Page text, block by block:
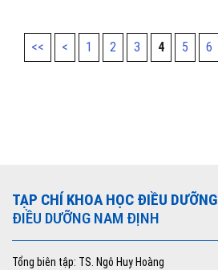
<< < 1 2 3 4 5 6
TẠP CHÍ KHOA HỌC ĐIỀU DƯỠNG
ĐIỀU DƯỠNG NAM ĐỊNH
Tổng biên tập: TS. Ngô Huy Hoàng